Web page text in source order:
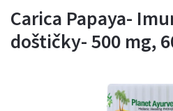
Carica Papaya-
doštičky- 500 mg,